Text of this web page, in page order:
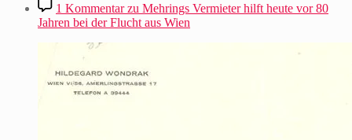
1 Kommentarzu Mehrings Vermieter hilft heute vor 80
Jahren bei der Flucht aus Wien